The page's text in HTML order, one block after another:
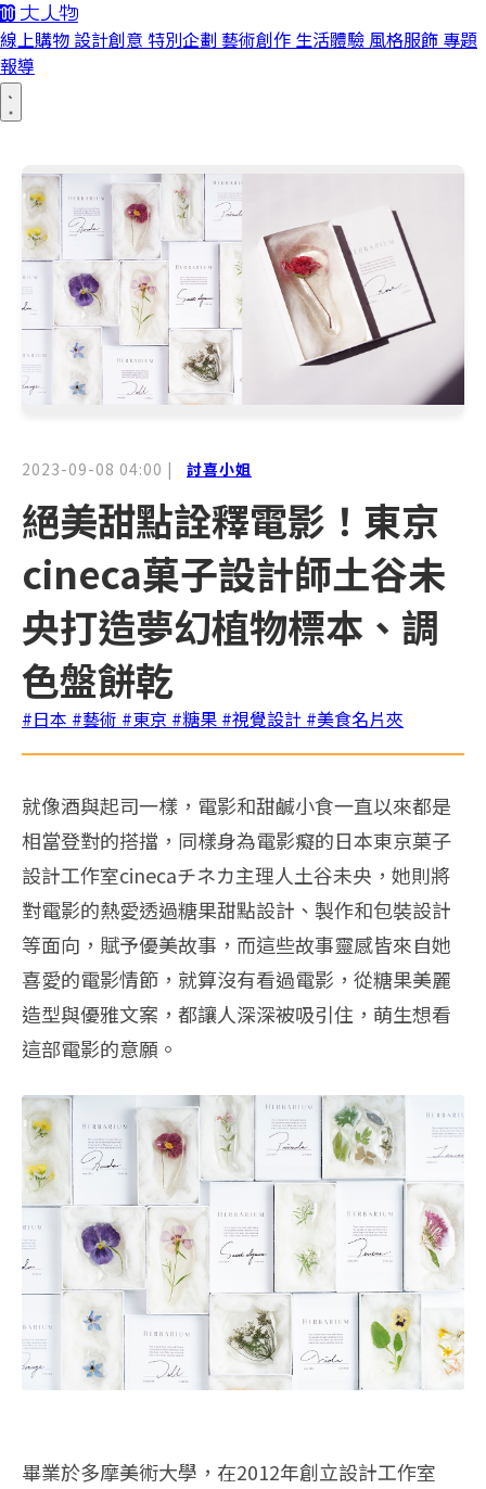
線上購物 設計創意 特別企劃 藝術創作 生活體驗 風格服飾 專題
報導
2023-09-08 04:00 | 討喜小姐
絕美甜點詮釋電影！東京
cineca菓子設計師土谷未
央打造夢幻植物標本、調
色盤餅乾
#日本 #藝術 #東京 #糖果 #視覺設計 #美食名片夾
就像酒與起司一樣，電影和甜鹹小食一直以來都是
相當登對的搭擋，同樣身為電影癡的日本東京菓子
設計工作室cinecaチネカ主理人土谷未央，她則將
對電影的熱愛透過糖果甜點設計、製作和包裝設計
等面向，賦予優美故事，而這些故事靈感皆來自她
喜愛的電影情節，就算沒有看過電影，從糖果美麗
造型與優雅文案，都讓人深深被吸引住，萌生想看
這部電影的意願。
畢業於多摩美術大學，在2012年創立設計工作室